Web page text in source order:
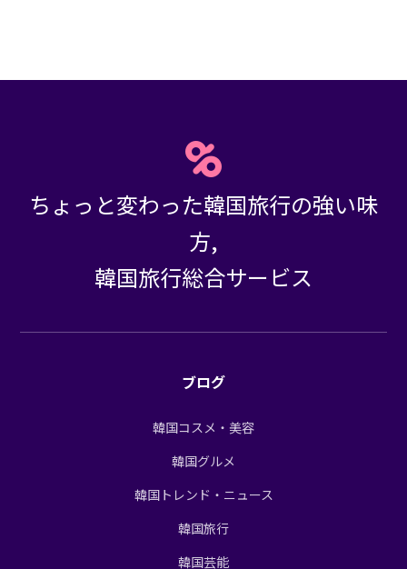
ちょっと変わった韓国旅行の強い味
方,
韓国旅行総合サービス
ブログ
韓国コスメ・美容
韓国グルメ
韓国トレンド・ニュース
韓国旅行
韓国芸能